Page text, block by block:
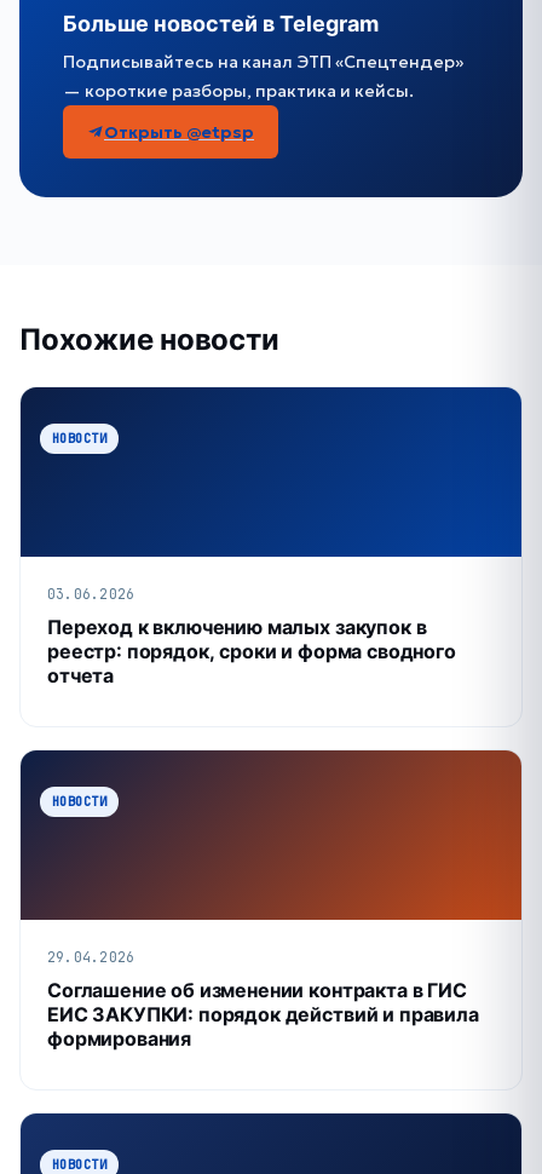
Больше новостей в Telegram
Подписывайтесь на канал ЭТП «Спецтендер»
— короткие разборы, практика и кейсы.
Открыть @etpsp
Похожие новости
НОВОСТИ
03.06.2026
Переход к включению малых закупок в
реестр: порядок, сроки и форма сводного
отчета
НОВОСТИ
29.04.2026
Соглашение об изменении контракта в ГИС
ЕИС ЗАКУПКИ: порядок действий и правила
формирования
НОВОСТИ